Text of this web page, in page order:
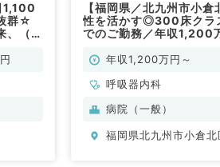
1,100
群☆
、（呼
【福岡県／北九州市小倉
性を活かす◎300床クラ
でのご勤務／年収1,200
年収1,200万円～
呼吸器内科
病院（一般）
福岡県北九州市小倉北